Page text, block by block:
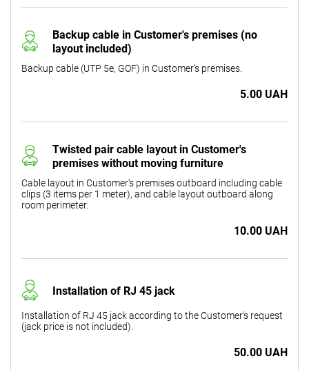
Backup cable in Customer's premises (no
layout included)
Backup cable (UTP 5e, GOF) in Customer's premises.
5.00 UAH
Twisted pair cable layout in Customer's
premises without moving furniture
Cable layout in Customer's premises outboard including cable
clips (3 items per 1 meter), and cable layout outboard along
room perimeter.
10.00 UAH
Installation of RJ 45 jack
Installation of RJ 45 jack according to the Customer's request
(jack price is not included).
50.00 UAH